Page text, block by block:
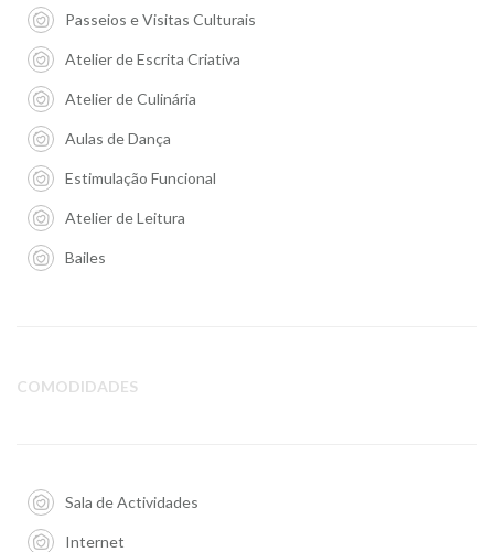
Passeios e Visitas Culturais
Atelier de Escrita Criativa
Atelier de Culinária
Aulas de Dança
Estimulação Funcional
Atelier de Leitura
Bailes
COMODIDADES
Sala de Actividades
Internet